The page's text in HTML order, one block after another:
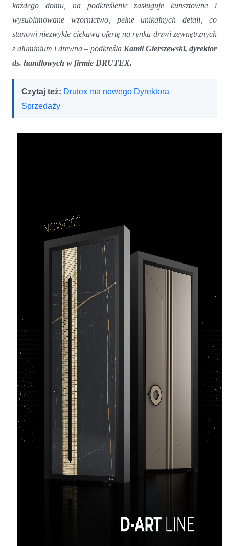
każdego domu, na podkreślenie zasługuje kunsztowne i
wysublimowane wzornictwo, pełne unikalnych detali, co
stanowi niezwykle ciekawą ofertę na rynku drzwi zewnętrznych
z aluminium i drewna – podkreśla Kamil Gierszewski, dyrektor
ds. handlowych w firmie DRUTEX.
Czytaj też: Drutex ma nowego Dyrektora
Sprzedaży